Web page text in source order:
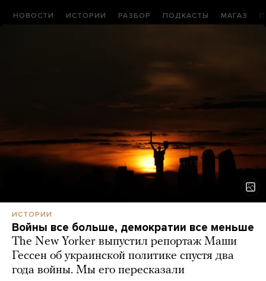
НОВОСТИ ИСТОРИИ РАЗБОР ПОДКАСТЫ МАГАЗ
ИСТОРИИ
Войны все больше, демократии все меньше
The New Yorker выпустил репортаж Маши
Гессен об украинской политике спустя два
года войны. Мы его пересказали